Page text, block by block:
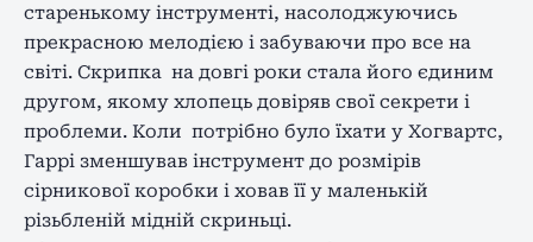
старенькому інструменті, насолоджуючись
прекрасною мелодією і забуваючи про все на
світі. Скрипка на довгі роки стала його єдиним
другом, якому хлопець довіряв свої секрети і
проблеми. Коли потрібно було їхати у Хогвартс,
Гаррі зменшував інструмент до розмірів
сірникової коробки і ховав її у маленькій
різьбленій мідній скриньці.